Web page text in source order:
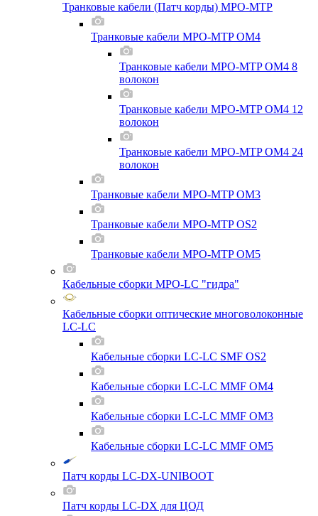
Транковые кабели (Патч корды) MPO-MTP
Транковые кабели MPO-MTP OM4
Транковые кабели MPO-MTP OM4 8
волокон
Транковые кабели MPO-MTP OM4 12
волокон
Транковые кабели MPO-MTP OM4 24
волокон
Транковые кабели MPO-MTP OM3
Транковые кабели MPO-MTP OS2
Транковые кабели MPO-MTP OM5
Кабельные сборки MPO-LC "гидра"
Кабельные сборки оптические многоволоконные
LC-LC
Кабельные сборки LC-LC SMF OS2
Кабельные сборки LC-LC MMF OM4
Кабельные сборки LC-LC MMF OM3
Кабельные сборки LC-LC MMF OM5
Патч корды LC-DX-UNIBOOT
Патч корды LC-DX для ЦОД